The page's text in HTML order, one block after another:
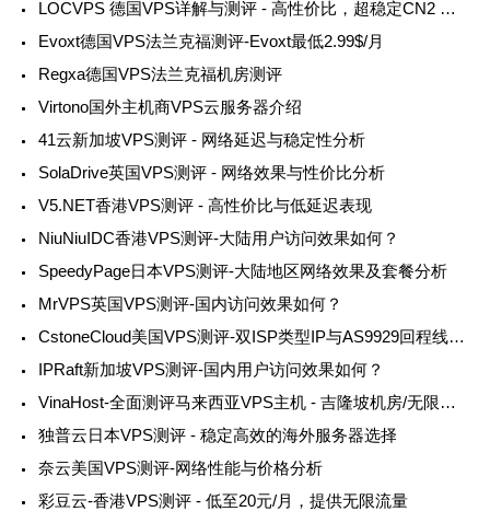
LOCVPS 德国VPS详解与测评 - 高性价比，超稳定CN2 GIA线路
Evoxt德国VPS法兰克福测评-Evoxt最低2.99$/月
Regxa德国VPS法兰克福机房测评
Virtono国外主机商VPS云服务器介绍
41云新加坡VPS测评 - 网络延迟与稳定性分析
SolaDrive英国VPS测评 - 网络效果与性价比分析
V5.NET香港VPS测评 - 高性价比与低延迟表现
NiuNiuIDC香港VPS测评-大陆用户访问效果如何？
SpeedyPage日本VPS测评-大陆地区网络效果及套餐分析
MrVPS英国VPS测评-国内访问效果如何？
CstoneCloud美国VPS测评-双ISP类型IP与AS9929回程线路的完美结合
IPRaft新加坡VPS测评-国内用户访问效果如何？
VinaHost-全面测评马来西亚VPS主机 - 吉隆坡机房/无限流量
独普云日本VPS测评 - 稳定高效的海外服务器选择
奈云美国VPS测评-网络性能与价格分析
彩豆云-香港VPS测评 - 低至20元/月，提供无限流量